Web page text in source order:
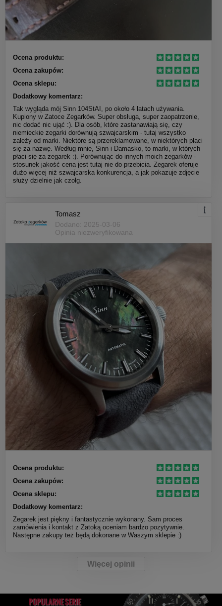
Ocena produktu:
Ocena zakupów:
Ocena sklepu:
Dodatkowy komentarz:
Tak wygląda mój Sinn 104StAI, po około 4 latach używania.
Kupiony w Zatoce Zegarków. Super obsługa, super zaopatrzenie,
nic dodać nic ująć :). Dla osób, które zastanawiają się, czy
niemieckie zegarki dorównują szwajcarskim - tutaj wszystko
zależy od marki. Niektóre są przereklamowane, w niektórych płaci
się za nazwę. Według mnie, Sinn i Damasko, to marki, w których
płaci się za zegarek :). Porównując do innych moich zegarków -
stosunek jakość cena jest tutaj nie do przebicia. Zegarek oferuje
dużo więcej niż szwajcarska konkurencja, a jak pokazuje zdjęcie
służy dzielnie jak czołg.
Tomasz
Dodano: 2025-03-06
Opinia niezweryfikowana
Ocena produktu:
Ocena zakupów:
Ocena sklepu:
Dodatkowy komentarz:
Zegarek jest piękny i fantastycznie wykonany. Sam proces
zamówienia i kontakt z Zatoką oceniam bardzo pozytywnie.
Następne zakupy też będą dokonane w Waszym sklepie :)
Więcej opinii